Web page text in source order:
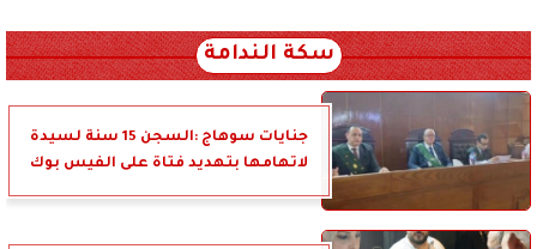
سكة الندامة
جنايات سوهاج :السجن 15 سنة لسيدة
لاتهامها بتهديد فتاة على الفيس بوك